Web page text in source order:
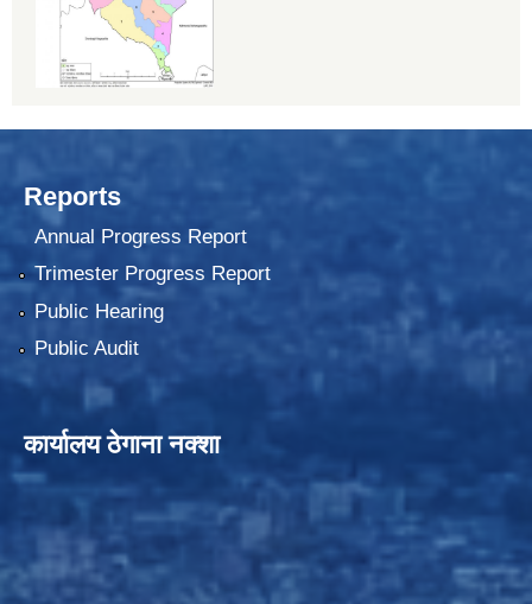
Reports
Annual Progress Report
Trimester Progress Report
Public Hearing
Public Audit
कार्यालय ठेगाना नक्शा